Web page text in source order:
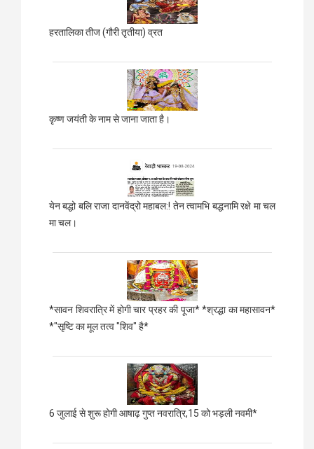
हरतालिका तीज (गौरी तृतीया) व्रत
कृष्ण जयंती के नाम से जाना जाता है।
येन बद्धो बलि राजा दानवेंद्रो महाबल:! तेन त्वामभि बद्धनामि रक्षे मा चल
मा चल।
*सावन शिवरात्रि में होगी चार प्रहर की पूजा* *श्रद्धा का महासावन*
*"सृष्टि का मूल तत्व "शिव" है*
6 जुलाई से शुरू होगी आषाढ़ गुप्त नवरात्रि,15 को भड़ली नवमी*